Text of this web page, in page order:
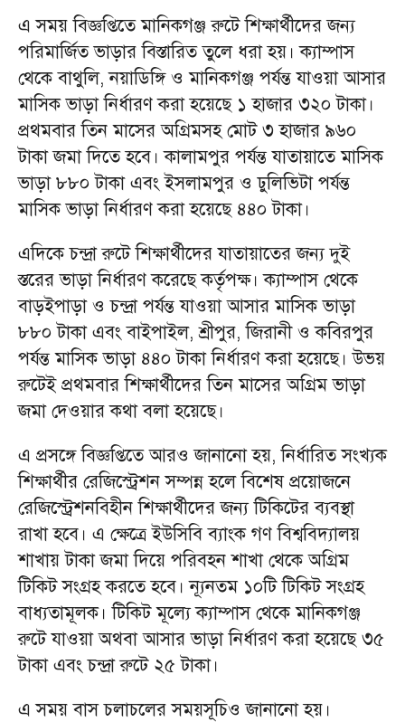
এ সময় বিজ্ঞপ্তিতে মানিকগঞ্জ রুটে শিক্ষার্থীদের জন্য
পরিমার্জিত ভাড়ার বিস্তারিত তুলে ধরা হয়। ক্যাম্পাস
থেকে বাথুলি, নয়াডিঙ্গি ও মানিকগঞ্জ পর্যন্ত যাওয়া আসার
মাসিক ভাড়া নির্ধারণ করা হয়েছে ১ হাজার ৩২০ টাকা।
প্রথমবার তিন মাসের অগ্রিমসহ মোট ৩ হাজার ৯৬০
টাকা জমা দিতে হবে। কালামপুর পর্যন্ত যাতায়াতে মাসিক
ভাড়া ৮৮০ টাকা এবং ইসলামপুর ও ঢুলিভিটা পর্যন্ত
মাসিক ভাড়া নির্ধারণ করা হয়েছে ৪৪০ টাকা।
এদিকে চন্দ্রা রুটে শিক্ষার্থীদের যাতায়াতের জন্য দুই
স্তরের ভাড়া নির্ধারণ করেছে কর্তৃপক্ষ। ক্যাম্পাস থেকে
বাড়ইপাড়া ও চন্দ্রা পর্যন্ত যাওয়া আসার মাসিক ভাড়া
৮৮০ টাকা এবং বাইপাইল, শ্রীপুর, জিরানী ও কবিরপুর
পর্যন্ত মাসিক ভাড়া ৪৪০ টাকা নির্ধারণ করা হয়েছে। উভয়
রুটেই প্রথমবার শিক্ষার্থীদের তিন মাসের অগ্রিম ভাড়া
জমা দেওয়ার কথা বলা হয়েছে।
এ প্রসঙ্গে বিজ্ঞপ্তিতে আরও জানানো হয়, নির্ধারিত সংখ্যক
শিক্ষার্থীর রেজিস্ট্রেশন সম্পন্ন হলে বিশেষ প্রয়োজনে
রেজিস্ট্রেশনবিহীন শিক্ষার্থীদের জন্য টিকিটের ব্যবস্থা
রাখা হবে। এ ক্ষেত্রে ইউসিবি ব্যাংক গণ বিশ্ববিদ্যালয়
শাখায় টাকা জমা দিয়ে পরিবহন শাখা থেকে অগ্রিম
টিকিট সংগ্রহ করতে হবে। ন্যূনতম ১০টি টিকিট সংগ্রহ
বাধ্যতামূলক। টিকিট মূল্যে ক্যাম্পাস থেকে মানিকগঞ্জ
রুটে যাওয়া অথবা আসার ভাড়া নির্ধারণ করা হয়েছে ৩৫
টাকা এবং চন্দ্রা রুটে ২৫ টাকা।
এ সময় বাস চলাচলের সময়সূচিও জানানো হয়।